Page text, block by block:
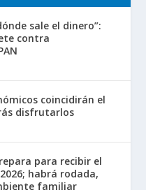
sale el dinero”:
contra
coincidirán el
disfrutarlos
para recibir el
habrá rodada,
familiar